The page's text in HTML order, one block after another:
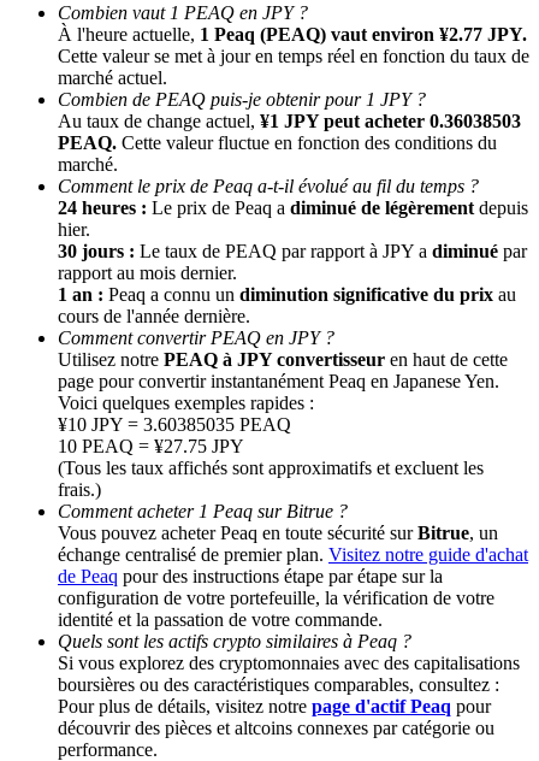
Parrainage
Invitez un ami pour recevoir des récompenses en espèces
BTC Welcome Rewards
BTC Welcome Rewards
Deposit & Trade BTC to Share 25000 USDT prize pool!
Deposit CASHCAT & Win
Share 500000 CASHCAT prize pool
Combien vaut 1 PEAQ en JPY ?
À l'heure actuelle, 1 Peaq (PEAQ) vaut environ ¥2.77 JPY.
Cette valeur se met à jour en temps réel en fonction du taux de
marché actuel.
Combien de PEAQ puis-je obtenir pour 1 JPY ?
Au taux de change actuel, ¥1 JPY peut acheter 0.36038503
PEAQ. Cette valeur fluctue en fonction des conditions du
marché.
Comment le prix de Peaq a-t-il évolué au fil du temps ?
24 heures : Le prix de Peaq a diminué de légèrement depuis
hier.
30 jours : Le taux de PEAQ par rapport à JPY a diminué par
rapport au mois dernier.
1 an : Peaq a connu un diminution significative du prix au
cours de l'année dernière.
Comment convertir PEAQ en JPY ?
Utilisez notre PEAQ à JPY convertisseur en haut de cette
page pour convertir instantanément Peaq en Japanese Yen.
Voici quelques exemples rapides :
¥10 JPY = 3.60385035 PEAQ
10 PEAQ = ¥27.75 JPY
(Tous les taux affichés sont approximatifs et excluent les
frais.)
Comment acheter 1 Peaq sur Bitrue ?
Vous pouvez acheter Peaq en toute sécurité surBitrue, un
échange centralisé de premier plan. Visitez notre guide d'achat
de Peaq pour des instructions étape par étape sur la
configuration de votre portefeuille, la vérification de votre
identité et la passation de votre commande.
Quels sont les actifs crypto similaires à Peaq ?
Si vous explorez des cryptomonnaies avec des capitalisations
boursières ou des caractéristiques comparables, consultez :
Pour plus de détails, visitez notre page d'actif Peaq pour
découvrir des pièces et altcoins connexes par catégorie ou
performance.